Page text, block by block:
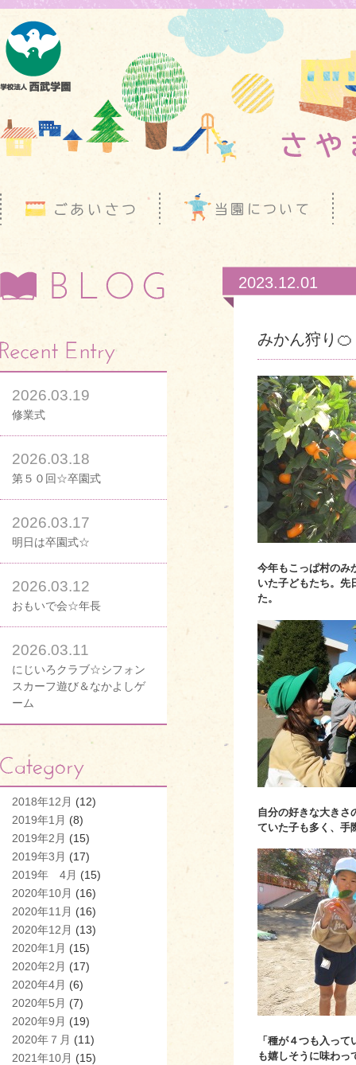
2026.03.19
修業式
2026.03.18
第５０回☆卒園式
2026.03.17
明日は卒園式☆
2026.03.12
おもいで会☆年長
2026.03.11
にじいろクラブ☆シフォン
スカーフ遊び＆なかよしゲ
ーム
2018年12月 (12)
2019年1月 (8)
2019年2月 (15)
2019年3月 (17)
2019年 4月 (15)
2020年10月 (16)
2020年11月 (16)
2020年12月 (13)
2020年1月 (15)
2020年2月 (17)
2020年4月 (6)
2020年5月 (7)
2020年9月 (19)
2020年７月 (11)
2021年10月 (15)
2023.12.01
みかん狩り🍊
今年もこっぱ村のみ
いた子どもたち。先
た。
自分の好きな大きさ
ていた子も多く、手
「種が４つも入っ
も嬉しそうに味わっ